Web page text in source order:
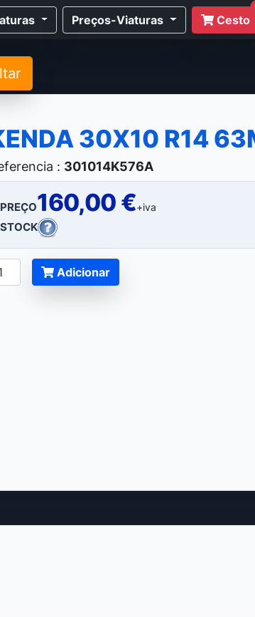
Preços-Viaturas Cesto
30X10 R14
: 301014K576A
PREÇO160,00 €+iva
STOCK
Adicionar